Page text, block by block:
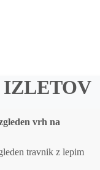
IZLETOV
vrh na